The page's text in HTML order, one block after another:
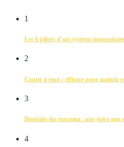
1
Les 6 piliers d’un système
2
Courir à jeun : efficace pour maigrir
3
Bienfaits du curcuma : une épice aux
4